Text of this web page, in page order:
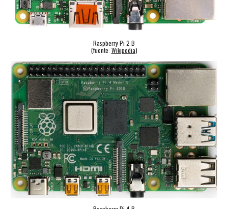
Raspberry Pi 2 B
(fuente: Wikipedia)